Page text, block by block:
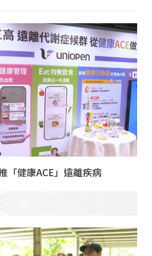
「健康ACE」遠離疾病